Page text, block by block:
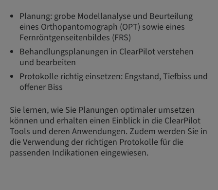
Planung: grobe Modellanalyse und Beurteilung
eines Orthopantomograph (OPT) sowie eines
Fernröntgenseitenbildes (FRS)
Behandlungsplanungen in ClearPilot verstehen
und bearbeiten
Protokolle richtig einsetzen: Engstand, Tiefbiss und
offener Biss
Sie lernen, wie Sie Planungen optimaler umsetzen
können und erhalten einen Einblick in die ClearPilot
Tools und deren Anwendungen. Zudem werden Sie in
die Verwendung der richtigen Protokolle für die
passenden Indikationen eingewiesen.